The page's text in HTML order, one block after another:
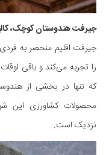
جیرفت هندوستان کوچک،
جیرفت اقلیم منحصر به فردی
را تجربه می‌کند و باقی
که تنها در بخشی از
محصولات کشاورزی این
نزدیک است.